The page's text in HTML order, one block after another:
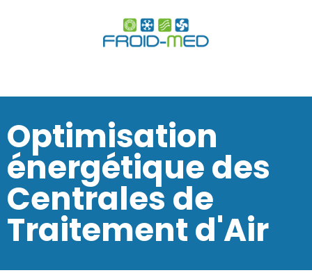
Optimisation
énergétique des
Centrales de
Traitement d'Air